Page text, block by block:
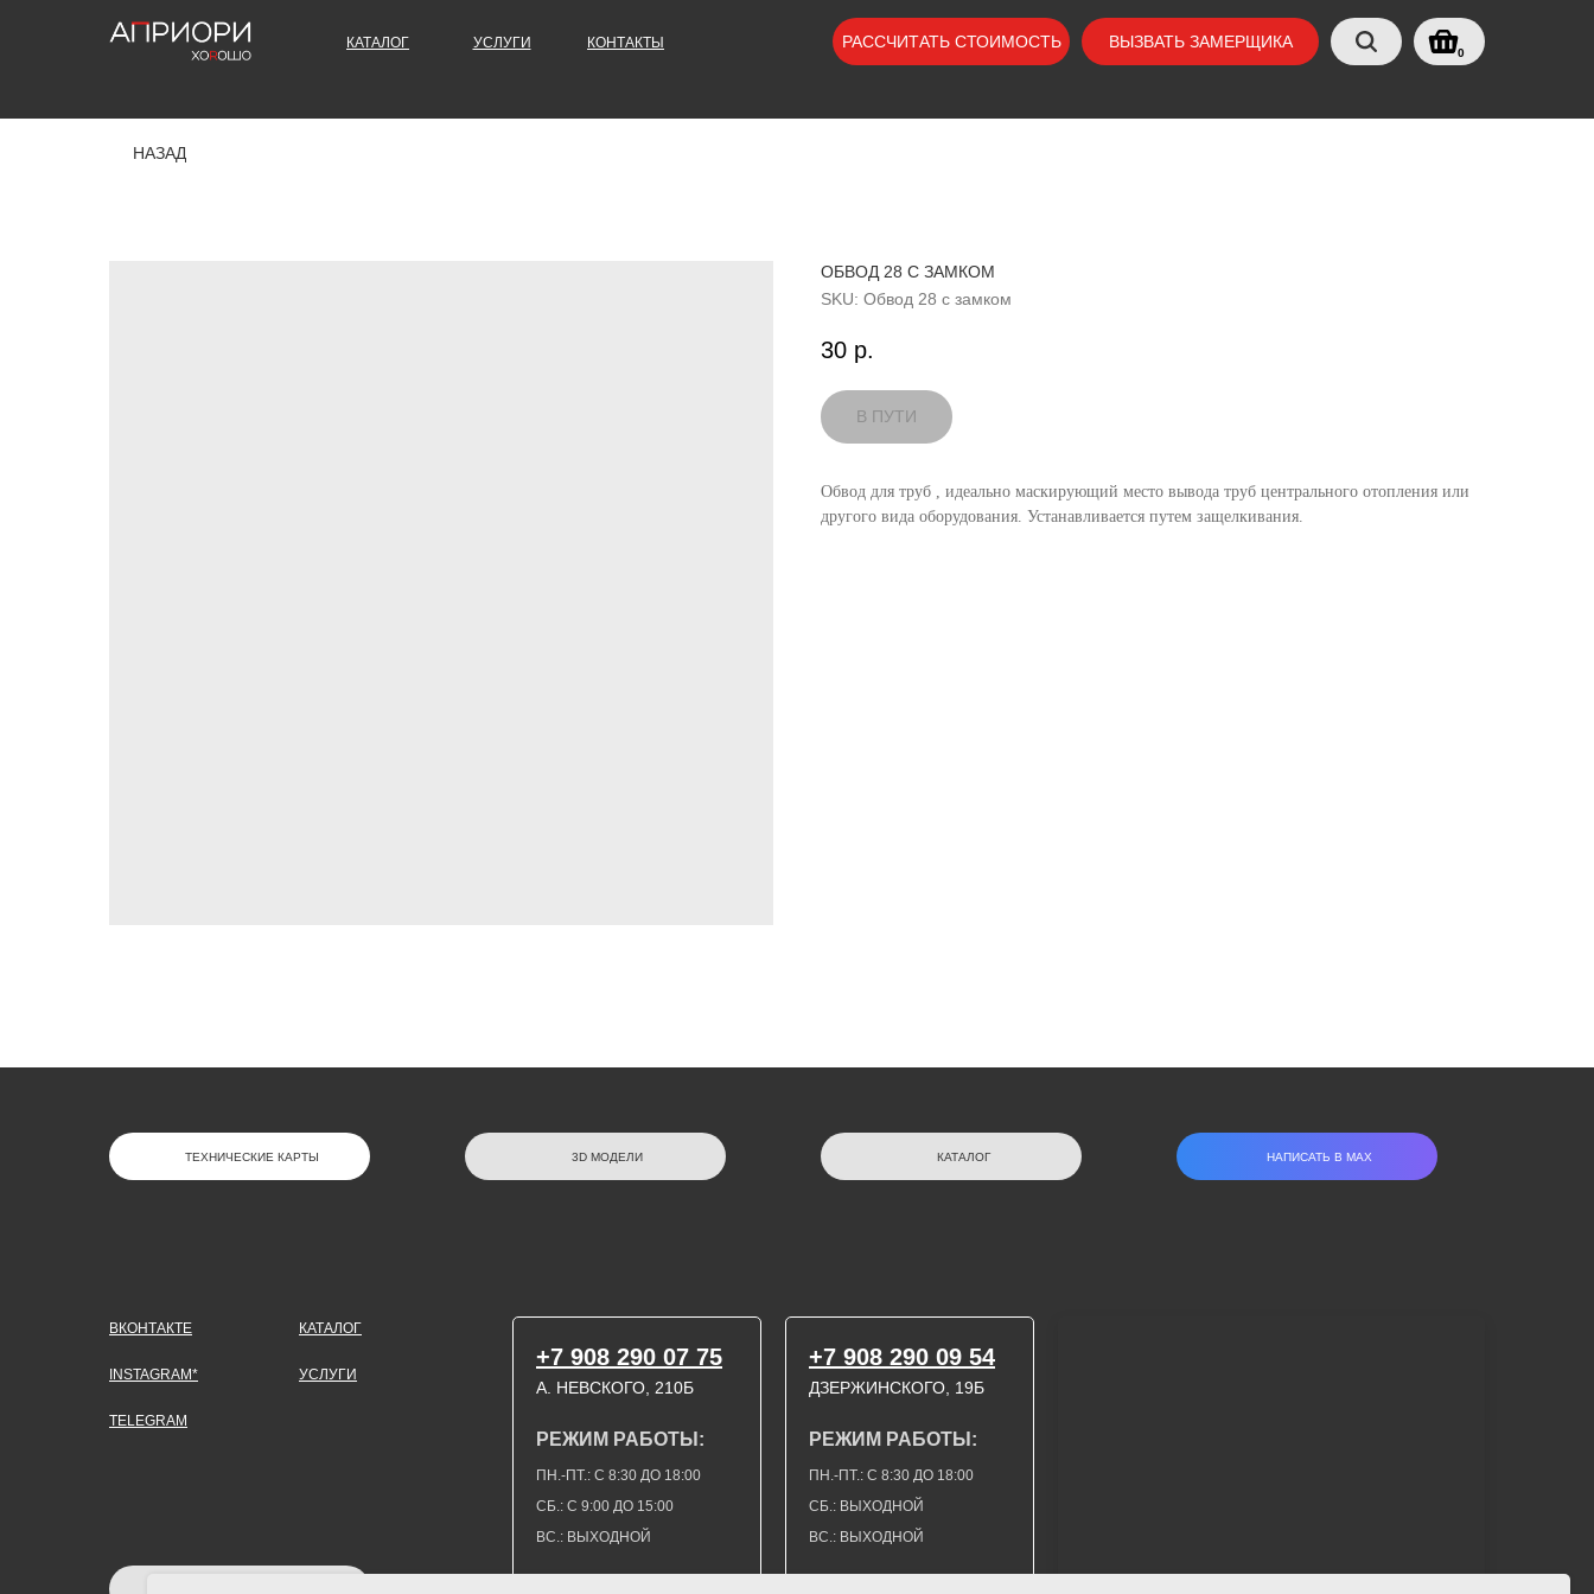
КОНТАКТЫ
УСЛУГИ
КАТАЛОГ ВЫЗВАТЬ ЗАМЕРЩИКА
РАССЧИТАТЬ СТОИМОСТЬ
0
НАЗАД
ОБВОД 28 С ЗАМКОМ
SKU: Обвод 28 с замком
30 р.
Обвод для труб , идеально маскирующий место вывода труб центрального отопления или
другого вида оборудования. Устанавливается путем защелкивания.
НАПИСАТЬ В МАХ
КАТАЛОГ
3D МОДЕЛИ
ТЕХНИЧЕСКИЕ КАРТЫ
TELEGRAM
INSTAGRAM*
ВКОНТАКТЕ
ДЗЕРЖИНСКОГО, 19Б
ВС.: ВЫХОДНОЙ
СБ.: С 9:00 ДО 15:00
ПН.-ПТ.: С 8:30 ДО 18:00
А. НЕВСКОГО, 210Б
УСЛУГИ
+7 908 290 09 54
РЕЖИМ РАБОТЫ:
ВС.: ВЫХОДНОЙ
СБ.: ВЫХОДНОЙ
ПН.-ПТ.: С 8:30 ДО 18:00
РЕЖИМ РАБОТЫ:
+7 908 290 07 75
КАТАЛОГ